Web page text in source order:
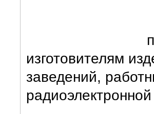
изготовителям
заведений,